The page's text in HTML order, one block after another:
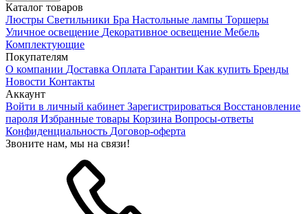
Каталог товаров
Люстры Светильники Бра Настольные лампы Торшеры
Уличное освещение Декоративное освещение Мебель
Комплектующие
Покупателям
О компании Доставка Оплата Гарантии Как купить Бренды
Новости Контакты
Аккаунт
Войти в личный кабинет Зарегистрироваться Восстановление
пароля Избранные товары Корзина Вопросы-ответы
Конфиденциальность Договор-оферта
Звоните нам, мы на связи!